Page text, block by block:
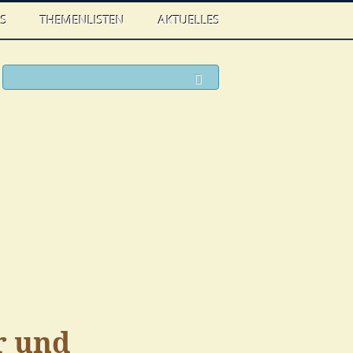
THEMENLISTEN AKTUELLES
und